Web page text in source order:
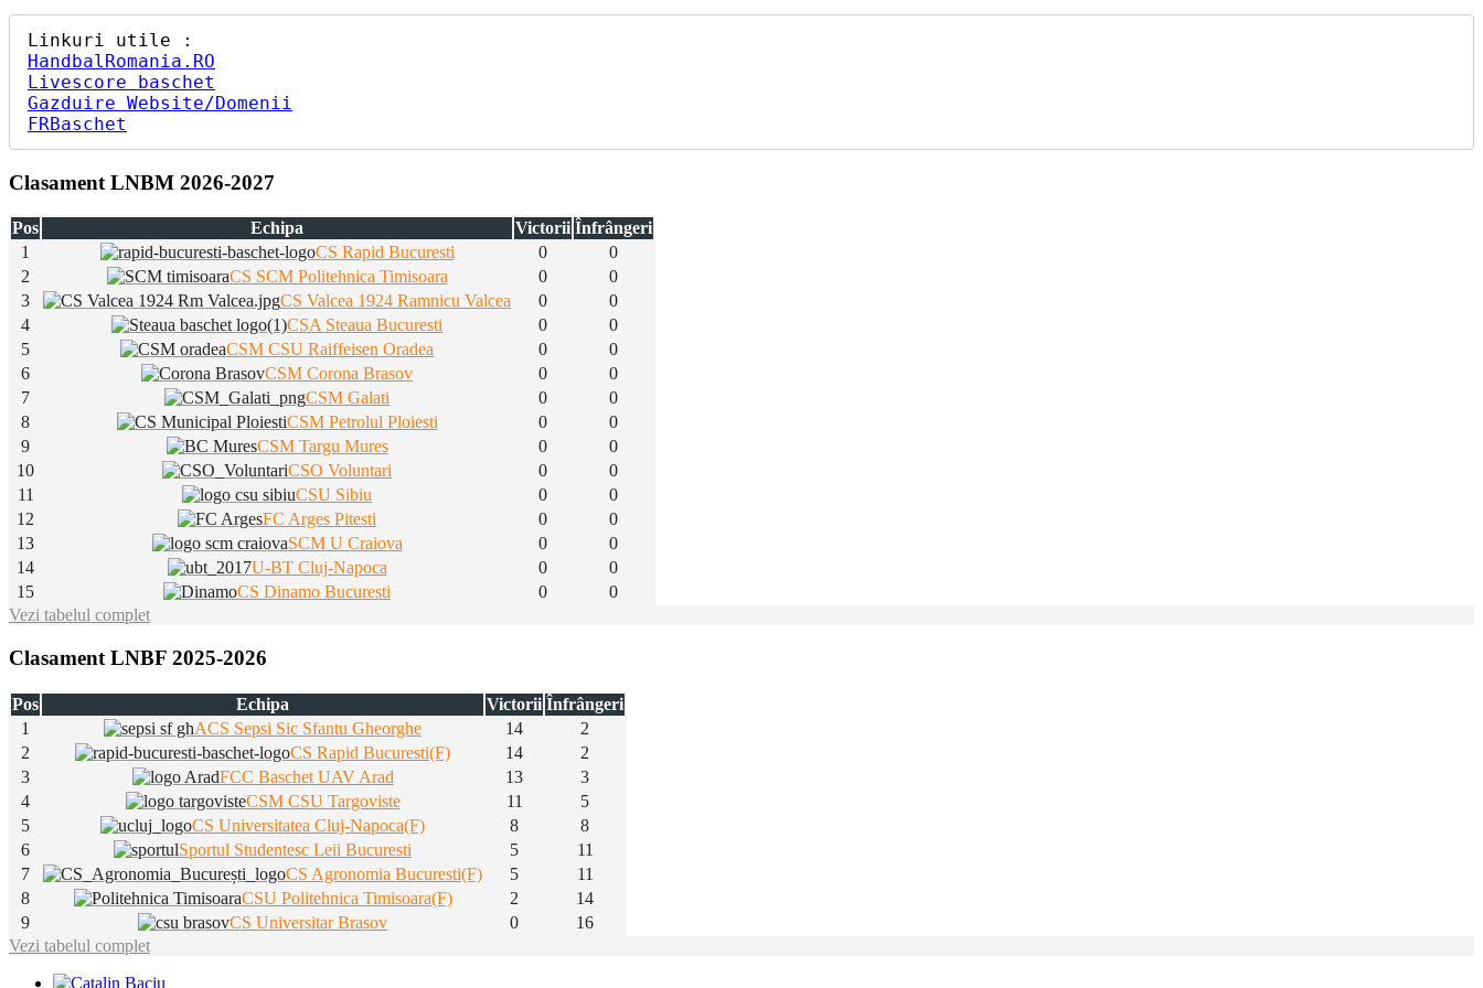
HandbalRomania.RO
Livescore baschet
Gazduire Website/Domenii
FRBaschet
Clasament LNBM 2026-2027
Pos Echipa Victorii Înfrângeri
1
CS Rapid Bucuresti 0
0
2
CS SCM Politehnica Timisoara 0
0
3
CS Valcea 1924 Ramnicu Valcea 0
0
4
CSA Steaua Bucuresti 0
0
5
CSM CSU Raiffeisen Oradea 0
0
6
CSM Corona Brasov 0
0
7
CSM Galati 0
0
8
CSM Petrolul Ploiesti 0
0
9
CSM Targu Mures 0
0
10
CSO Voluntari 0
0
11
CSU Sibiu 0
0
12
FC Arges Pitesti 0
0
13
SCM U Craiova 0
0
14
U-BT Cluj-Napoca 0
0
15
CS Dinamo Bucuresti 0
0
Vezi tabelul complet
Clasament LNBF 2025-2026
Pos Echipa Victorii Înfrângeri
1
ACS Sepsi Sic Sfantu Gheorghe 14
2
2
CS Rapid Bucuresti(F) 14
2
3
FCC Baschet UAV Arad 13
3
4
CSM CSU Targoviste 11
5
5
CS Universitatea Cluj-Napoca(F) 8
8
6
Sportul Studentesc Leii Bucuresti 5
11
7
CS Agronomia Bucuresti(F) 5
11
8
CSU Politehnica Timisoara(F) 2
14
9
CS Universitar Brasov 0
16
Vezi tabelul complet